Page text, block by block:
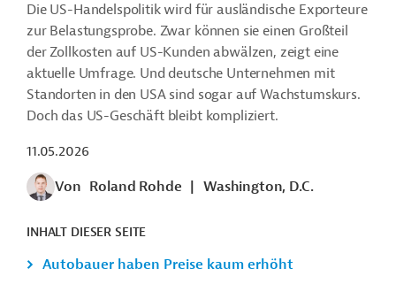
Die US-Handelspolitik wird für ausländische Exporteure
zur Belastungsprobe. Zwar können sie einen Großteil
der Zollkosten auf US-Kunden abwälzen, zeigt eine
aktuelle Umfrage. Und deutsche Unternehmen mit
Standorten in den USA sind sogar auf Wachstumskurs.
Doch das US-Geschäft bleibt kompliziert.
11.05.2026
Von Roland Rohde Washington, D.C.
INHALT DIESER SEITE
Autobauer haben Preise kaum erhöht